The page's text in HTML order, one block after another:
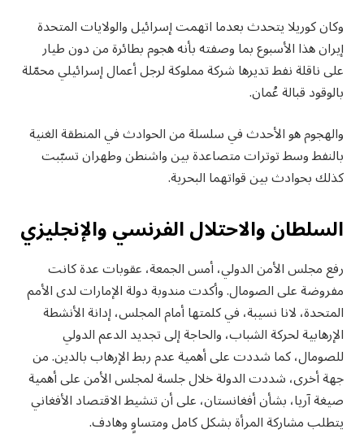
وكان كوريلا يتحدث بعدما اتهمت إسرائيل والولايات المتحدة
إيران هذا الأسبوع بما وصفته بأنه هجوم بطائرة من دون طيار
على ناقلة نفط تديرها شركة مملوكة لرجل أعمال إسرائيلي محمّلة
بالوقود قبالة عُمان.
والهجوم هو الأحدث في سلسلة من الحوادث في المنطقة الغنية
بالنفط وسط توترات متصاعدة بين واشنطن وطهران تسبّبت
كذلك بحوادث بين قواتهما البحرية.
السلطان والاحتلال الفرنسي والإنجليزي
رفع مجلس الأمن الدولي، أمس الجمعة، عقوبات عدة كانت
مفروضة على الصومال. وأكدت مندوبة دولة الإمارات لدى الأمم
المتحدة، لانا نسيبة، في كلمتها أمام المجلس، إدانة الأنشطة
الإرهابية لحركة الشباب، والحاجة إلى تجديد الدعم الدولي
للصومال، كما شددت على أهمية عدم ربط الإرهاب بالدين. من
جهة أخرى، شددت الدولة خلال جلسة لمجلس الأمن على أهمية
صيغة آريا، بشأن أفغانستان، على أن تنشيط الاقتصاد الأفغاني
يتطلب مشاركة المرأة بشكل كامل ومتساوٍ وهادف.